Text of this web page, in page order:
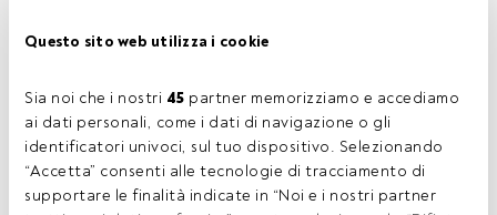
Questo sito web utilizza i cookie
Sia noi che i nostri 45 partner memorizziamo e accediamo
ai dati personali, come i dati di navigazione o gli
identificatori univoci, sul tuo dispositivo. Selezionando
“Accetta” consenti alle tecnologie di tracciamento di
supportare le finalità indicate in “Noi e i nostri partner
Charles Forerunner, (Unsplash)